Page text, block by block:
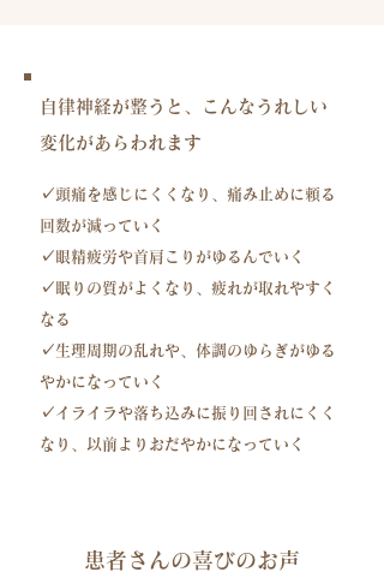
自律神経が整うと、こんなうれしい
変化があらわれます
✓頭痛を感じにくくなり、痛み止めに頼る
回数が減っていく
✓眼精疲労や首肩こりがゆるんでいく
✓眠りの質がよくなり、疲れが取れやすく
なる
​✓生理周期の乱れや、体調のゆらぎがゆる
やかになっていく
✓イライラや落ち込みに振り回されにくく
なり、以前よりおだやかになっていく
患者さんの喜びのお声